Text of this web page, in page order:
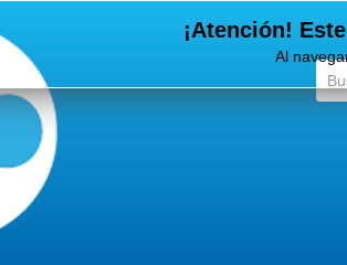
¡Atención!
Al